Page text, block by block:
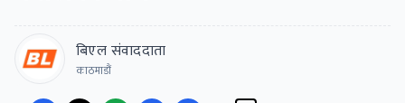
बिएल संवाददाता
काठमाडौं